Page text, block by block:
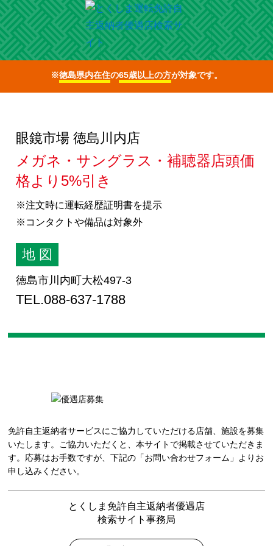
※徳島県内在住の65歳以上の方が対象です。
眼鏡市場 徳島川内店
メガネ・サングラス・補聴器店頭価
格より5%引き
※注文時に運転経歴証明書を提示
※コンタクトや備品は対象外
地 図
徳島市川内町大松497-3
TEL.088-637-1788
免許自主返納者サービスにご協力していただける店舗、施設を募集
いたします。ご協力いただくと、本サイトで掲載させていただきま
す。応募はお手数ですが、下記の「お問い合わせフォーム」よりお
申し込みください。
とくしま免許自主返納者優遇店
検索サイト事務局